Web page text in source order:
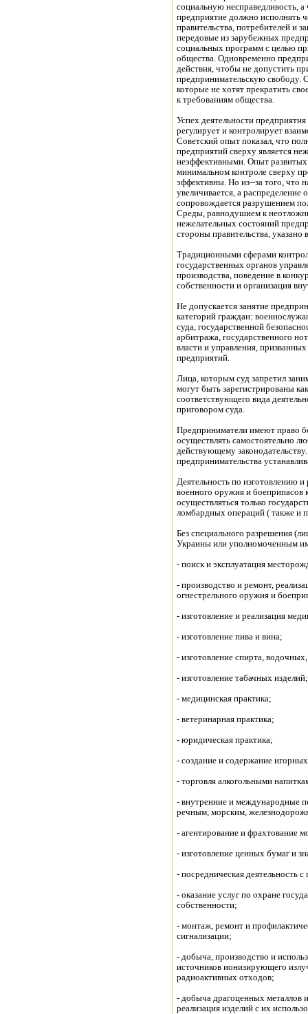
социальную несправедливость,
предприятие должно исполнять
правительства, потребителей
передовые из зарубежных
социальных программ с целью
общества. Одновременно
действия, чтобы не допустить
предпринимательскую
которые не хотят прекратить
к требованиям общества.
Успех деятельности
регулирует и контролирует
Советский опыт показал, что
предприятий сверху является
неэффективными. Опыт развитых
минимальном контроле сверху
эффективны. Но из--за того, что
увеличивается, а распределение
сопровождается разрушением
Среды, равнодушием к
нежелательных состояний
стороны правительства,
Традиционными сферами
государственных органов
производства, поведение в
собственности и организация
Не допускается занятие
категорий граждан:
суда, государственной
арбитража, государственного
власти и управления,
предприятий.
Лица, которым суд запретил
могут быть зарегистрированы
соответствующего вида
приговором суда.
Предприниматели имеют право
осуществлять самостоятельно
действующему
предпринимательства
Деятельность по изготовлению и
военного оружия и боеприпасов
осуществляться только
ломбардных операций ( также и
Без специального разрешения
Украины или уполномоченным
- поиск и эксплуатация
- производство и ремонт,
огнестрельного оружия и
- изготовление и реализация
- изготовление пива и вина;
- изготовление спирта,
- изготовление табачных изделий;
- медицинская практика;
- ветеринарная практика;
- юридическая практика;
- создание и содержание
- торговля алкогольными
- внутренние и международные
речным, морским,
- агентирование и фрахтование
- изготовление ценных бумаг и
- посредническая деятельность
- оказание услуг по охране
собственности;
- монтаж, ремонт и
сигнализации;
- добыча, производство и
источников ионизирующего
радиоактивных отходов;
- добыча драгоценных металлов
реализация изделий с их